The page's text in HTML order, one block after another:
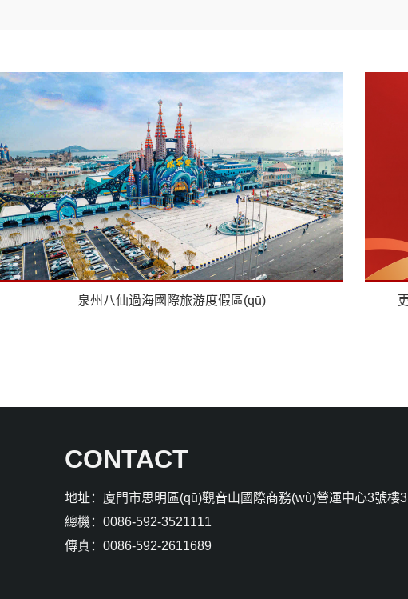
泉州八仙過海國際旅游度假區(qū)
CONTACT
地址：廈門市思明區(qū)觀音山國際商務(wù)營運中心3號樓
總機：0086-592-3521111
傳真：0086-592-2611689